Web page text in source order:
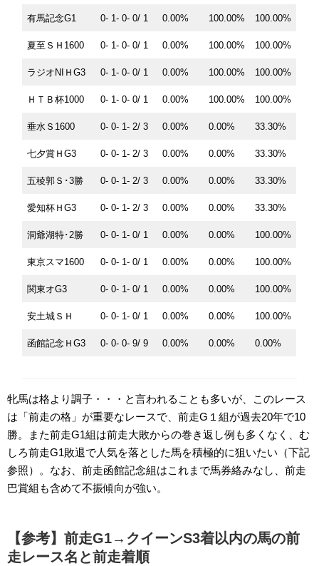
有馬記念G1 0- 1- 0- 0/ 1 0.00% 100.00% 100.00%
夏至ＳＨ1600 0- 1- 0- 0/ 1 0.00% 100.00% 100.00%
ラジオNIＨG3 0- 1- 0- 0/ 1 0.00% 100.00% 100.00%
ＨＴＢ杯1000 0- 1- 0- 0/ 1 0.00% 100.00% 100.00%
垂水Ｓ1600 0- 0- 1- 2/ 3 0.00% 0.00% 33.30%
七夕賞ＨG3 0- 0- 1- 2/ 3 0.00% 0.00% 33.30%
五稜郭Ｓ･3勝 0- 0- 1- 2/ 3 0.00% 0.00% 33.30%
愛知杯ＨG3 0- 0- 1- 2/ 3 0.00% 0.00% 33.30%
洞爺湖特･2勝 0- 0- 1- 0/ 1 0.00% 0.00% 100.00%
東京スマ1600 0- 0- 1- 0/ 1 0.00% 0.00% 100.00%
関東オG3 0- 0- 1- 0/ 1 0.00% 0.00% 100.00%
安土城ＳＨ 0- 0- 1- 0/ 1 0.00% 0.00% 100.00%
函館記念ＨG3 0- 0- 0- 9/ 9 0.00% 0.00% 0.00%
牝馬は格より調子・・・と言われることも多いが、このレース
は「前走の格」が重要なレースで、前走G１組が過去20年で10
勝。また前走G1組は前走大敗からの巻き返し例も多くなく、む
しろ前走G1敗退で人気を落とした馬を積極的に狙いたい（下記
参照）。なお、前走函館記念組はこれまで馬券絡みなし、前走
巴賞組も含めて不振傾向が強い。
【参考】前走G1→クイーンS3着以内の馬の前
走レース名と前走着順